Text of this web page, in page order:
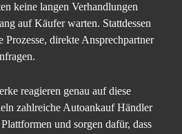
keine langen Verhandlungen
auf Käufer warten. Stattdessen
Prozesse, direkte Ansprechpartner
reagieren genau auf diese
zahlreiche Autoankauf Händler
und sorgen dafür, dass